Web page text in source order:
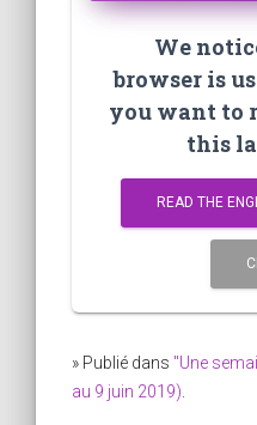
We
browser is
you want to
this
READ THE
» Publié dans "Une
au 9 juin 2019)